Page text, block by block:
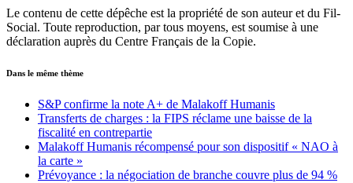
Le contenu de cette dépêche est la propriété de son auteur et du Fil-
Social. Toute reproduction, par tous moyens, est soumise à une
déclaration auprès du Centre Français de la Copie.
Dans le même thème
S&P confirme la note A+ de Malakoff Humanis
Transferts de charges : la FIPS réclame une baisse de la
fiscalité en contrepartie
Malakoff Humanis récompensé pour son dispositif « NAO à
la carte »
Prévoyance : la négociation de branche couvre plus de 94 %